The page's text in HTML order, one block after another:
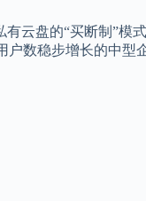
云盘的“买断制”模
数稳步增长的中型